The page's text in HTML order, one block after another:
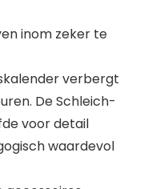
inom zeker te
verbergt
De Schleich-
voor detail
waardevol